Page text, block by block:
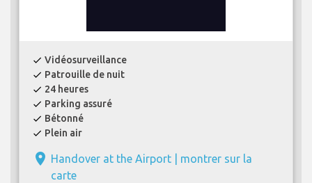
check Vidéosurveillance
check Patrouille de nuit
check 24 heures
check Parking assuré
check Bétonné
check Plein air
place Handover at the Airport | montrer sur la
carte